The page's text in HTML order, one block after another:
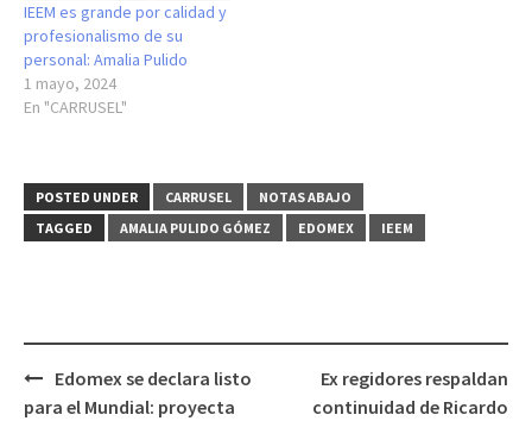
IEEM es grande por calidad y
profesionalismo de su
personal: Amalia Pulido
1 mayo, 2024
En "CARRUSEL"
POSTED UNDER CARRUSEL
NOTAS ABAJO
TAGGED
AMALIA PULIDO GÓMEZ EDOMEX IEEM
Post
navigation
Edomex se declara listo
para el Mundial: proyecta
Ex regidores respaldan
continuidad de Ricardo